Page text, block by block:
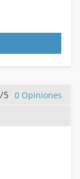
5 0 Opiniones